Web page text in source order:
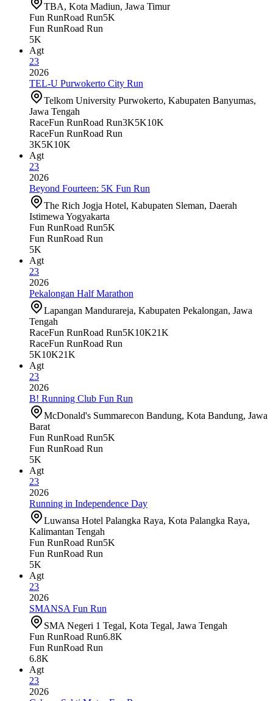
TBA, Kota Madiun, Jawa Timur
Fun RunRoad Run5K
Fun RunRoad Run
5K
Agt
23
2026
TEL-U Purwokerto City Run
Telkom University Purwokerto, Kabupaten Banyumas,
Jawa Tengah
RaceFun RunRoad Run3K5K10K
RaceFun RunRoad Run
3K5K10K
Agt
23
2026
Beyond Fourteen: 5K Fun Run
The Rich Jogja Hotel, Kabupaten Sleman, Daerah
Istimewa Yogyakarta
Fun RunRoad Run5K
Fun RunRoad Run
5K
Agt
23
2026
Pekalongan Half Marathon
Lapangan Mandurareja, Kabupaten Pekalongan, Jawa
Tengah
RaceFun RunRoad Run5K10K21K
RaceFun RunRoad Run
5K10K21K
Agt
23
2026
B! Running Club Fun Run
McDonald's Summarecon Bandung, Kota Bandung, Jawa
Barat
Fun RunRoad Run5K
Fun RunRoad Run
5K
Agt
23
2026
Running in Independence Day
Luwansa Hotel Palangka Raya, Kota Palangka Raya,
Kalimantan Tengah
Fun RunRoad Run5K
Fun RunRoad Run
5K
Agt
23
2026
SMANSA Fun Run
SMA Negeri 1 Tegal, Kota Tegal, Jawa Tengah
Fun RunRoad Run6.8K
Fun RunRoad Run
6.8K
Agt
23
2026